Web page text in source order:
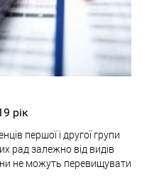
рік
першої і другої групи
рад залежно від видів
не можуть перевищувати